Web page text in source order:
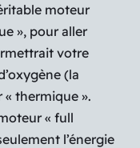
moteur
», pour aller
votre
(la
thermique ».
« full
l’énergie